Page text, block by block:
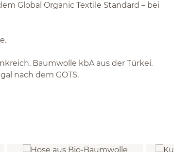
Global Organic Textile Standard – bei
Baumwolle kbA aus der Türkei.
nach dem GOTS.